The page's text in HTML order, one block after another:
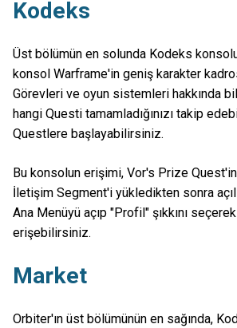
Kodeks
Üst bölümün en solunda Kodeks
konsol Warframe'in geniş karakter
Görevleri ve oyun sistemleri hakkında
hangi Questi tamamladığınızı takip
Questlere başlayabilirsiniz.
Bu konsolun erişimi, Vor's Prize
İletişim Segment'i yükledikten sonra
Ana Menüyü açıp "Profil" şıkkını
erişebilirsiniz.
Market
Orbiter'ın üst bölümünün en sağında,